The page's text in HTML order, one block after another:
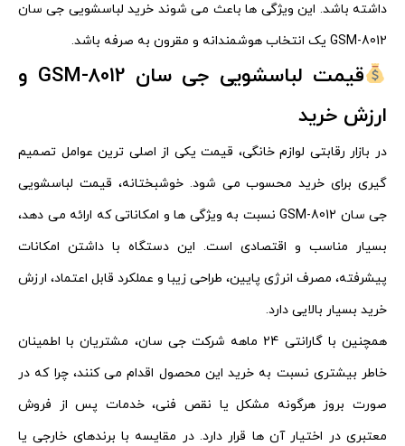
داشته باشد. این ویژگی‌ ها باعث می‌ شوند خرید لباسشویی جی سان
GSM-8012 یک انتخاب هوشمندانه و مقرون‌ به‌ صرفه باشد.
قیمت لباسشویی جی سان GSM-8012 و
ارزش خرید
در بازار رقابتی لوازم خانگی، قیمت یکی از اصلی‌ ترین عوامل تصمیم‌
گیری برای خرید محسوب می‌ شود. خوشبختانه، قیمت لباسشویی
جی سان GSM-8012 نسبت به ویژگی‌ ها و امکاناتی که ارائه می‌ دهد،
بسیار مناسب و اقتصادی است. این دستگاه با داشتن امکانات
پیشرفته، مصرف انرژی پایین، طراحی زیبا و عملکرد قابل اعتماد، ارزش
خرید بسیار بالایی دارد.
همچنین با گارانتی 24 ماهه شرکت جی سان، مشتریان با اطمینان
خاطر بیشتری نسبت به خرید این محصول اقدام می‌ کنند، چرا که در
صورت بروز هرگونه مشکل یا نقص فنی، خدمات پس از فروش
معتبری در اختیار آن‌ ها قرار دارد. در مقایسه با برندهای خارجی یا